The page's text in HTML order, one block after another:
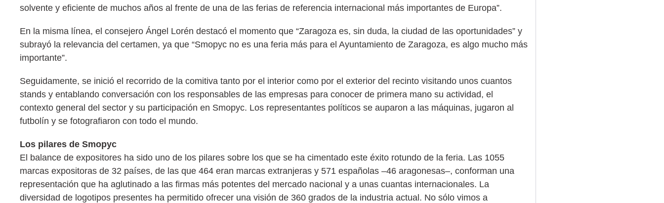
solvente y eficiente de muchos años al frente de una de las ferias de referencia internacional más importantes de Europa”.
En la misma línea, el consejero Ángel Lorén destacó el momento que “Zaragoza es, sin duda, la ciudad de las oportunidades” y
subrayó la relevancia del certamen, ya que “Smopyc no es una feria más para el Ayuntamiento de Zaragoza, es algo mucho más
importante”.
Seguidamente, se inició el recorrido de la comitiva tanto por el interior como por el exterior del recinto visitando unos cuantos
stands y entablando conversación con los responsables de las empresas para conocer de primera mano su actividad, el
contexto general del sector y su participación en Smopyc. Los representantes políticos se auparon a las máquinas, jugaron al
futbolín y se fotografiaron con todo el mundo.
Los pilares de Smopyc
El balance de expositores ha sido uno de los pilares sobre los que se ha cimentado este éxito rotundo de la feria. Las 1055
marcas expositoras de 32 países, de las que 464 eran marcas extranjeras y 571 españolas –46 aragonesas–, conforman una
representación que ha aglutinado a las firmas más potentes del mercado nacional y a unas cuantas internacionales. La
diversidad de logotipos presentes ha permitido ofrecer una visión de 360 grados de la industria actual. No sólo vimos a